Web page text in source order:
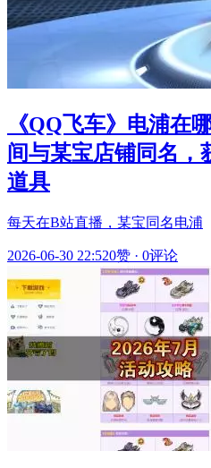
《QQ飞车》电浦在
间与某宝店铺同名，
道具
每天在B站直播，某宝同名电浦
2026-06-30 22:520赞 · 0评论